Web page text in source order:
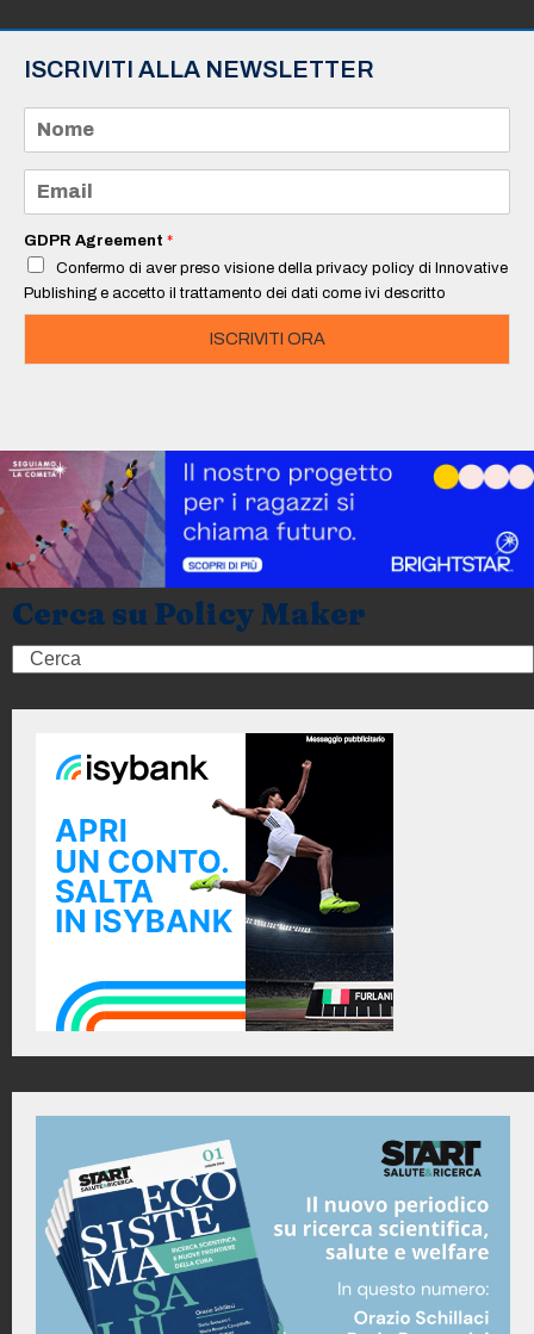
ISCRIVITI ALLA NEWSLETTER
m
e
a
i
*
GDPR Agreement *
Confermo di aver preso visione della privacy policy di Innovative
Publishing e accetto il trattamento dei dati come ivi descritto
ISCRIVITI ORA
Cerca su Policy Maker
Search